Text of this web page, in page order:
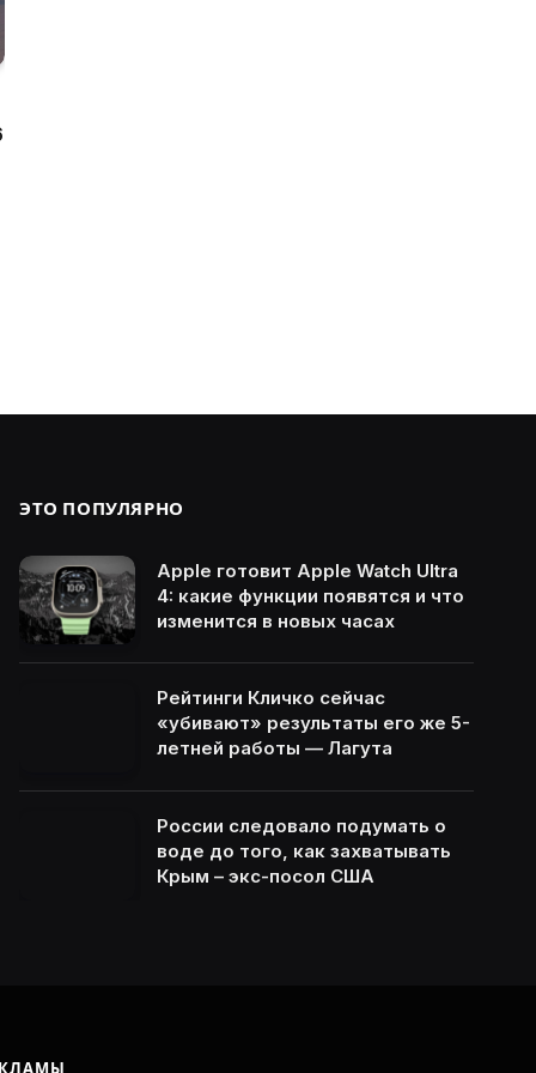
ЭТО ПОПУЛЯРНО
Apple готовит Apple Watch Ultra
4: какие функции появятся и что
изменится в новых часах
Рейтинги Кличко сейчас
«убивают» результаты его же 5-
летней работы — Лагута
России следовало подумать о
воде до того, как захватывать
Крым – экс-посол США